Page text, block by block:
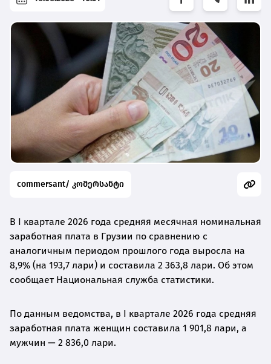
commersant/ კომერსანტი
В I квартале 2026 года средняя месячная номинальная
заработная плата в Грузии по сравнению с
аналогичным периодом прошлого года выросла на
8,9% (на 193,7 лари) и составила 2 363,8 лари. Об этом
сообщает Национальная служба статистики.
По данным ведомства, в I квартале 2026 года средняя
заработная плата женщин составила 1 901,8 лари, а
мужчин — 2 836,0 лари.